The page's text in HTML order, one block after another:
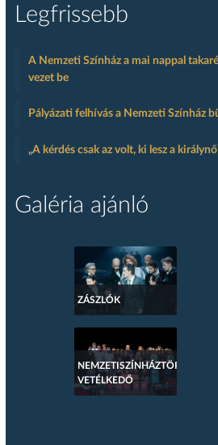
Legfrissebb
A Nemzeti Színház a mai nappal
vezet be
Pályázati felhívás a Nemzeti Színház
„A kérdés csak az volt, ki lesz a
Galéria ajánló
ZÁSZLÓK
NEMZETISZÍNHÁZTÖRTÉNETI
VETÉLKEDŐ